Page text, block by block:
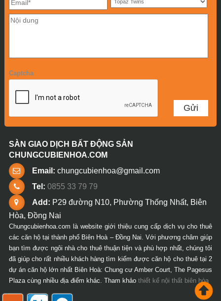
Captcha
SÀN GIAO DỊCH BẤT ĐỘNG SẢN
CHUNGCUBIENHOA.COM
Email: chungcubienhoa@gmail.com
Tel: 0855 33 79 79
Add: P29 đường N10, Phường Thống Nhất, Biên
Hòa, Đồng Nai
Chungcubienhoa.com là website giới thiệu cung cấp dịch vụ cho thuê
các căn hộ tại thành phố Biên Hoà – Đồng Nai. Với phương châm giúp
bạn tìm được ngôi nhà cho thuê thuận tiện và phù hợp nhất, chúng tôi
đã giúp cho rất nhiều khách hàng tìm kiếm được căn hộ cho thuê tại 2
dự án căn hộ lớn nhất Biên Hoà: Chung cư Amber Court, The Pagesus
Plaza cùng nhiều địa điểm khác. Tham khảo thiết kế nội thất biên hòa